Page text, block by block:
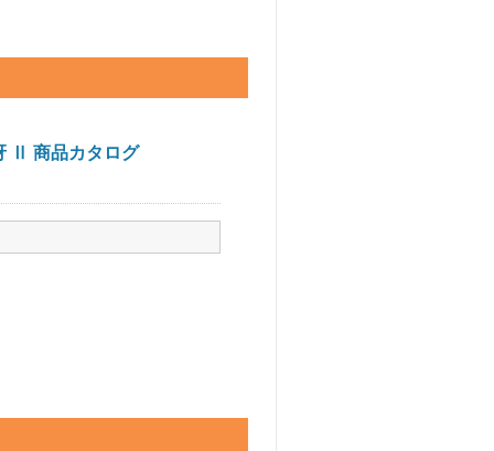
Ⅱ 商品カタログ